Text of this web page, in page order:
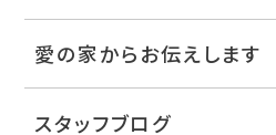
愛の家からお伝えします
スタッフブログ